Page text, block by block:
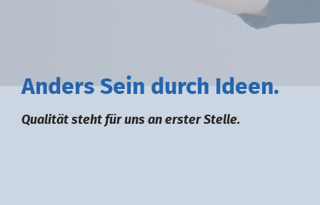
Anders Sein durch deen.
Qualität steht für uns an erster Stelle.